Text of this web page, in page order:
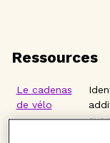
Ressources
Le cadenas
de vélo